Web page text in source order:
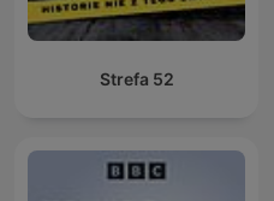
Strefa 52